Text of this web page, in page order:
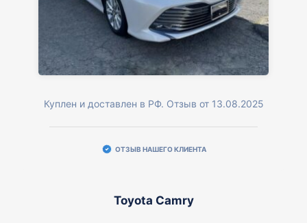
Куплен и доставлен в РФ. Отзыв от 13.08.2025
ОТЗЫВ НАШЕГО КЛИЕНТА
Toyota Camry